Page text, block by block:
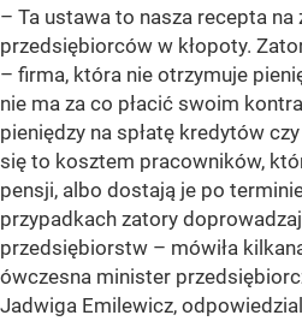
– Ta ustawa to nasza recepta
przedsiębiorców w kłopoty.
– firma, która nie otrzymuje
nie ma za co płacić swoim
pieniędzy na spłatę kredytów
się to kosztem pracowników,
pensji, albo dostają je po
przypadkach zatory
przedsiębiorstw – mówiła
ówczesna minister
Jadwiga Emilewicz,